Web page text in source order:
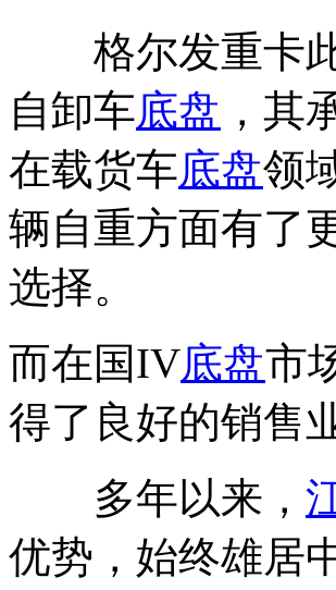
格尔发重卡
自卸车底盘 ，其
在载货车底盘领
辆自重方面有了
选择。
而在国IV底盘市
得了良好的销售
多年以来，
优势，始终雄居